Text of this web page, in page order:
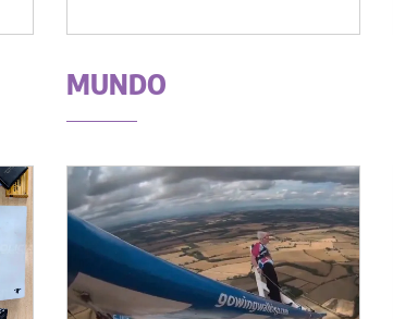
MUNDO